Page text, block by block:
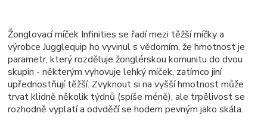
Žonglovací míček Infinities se řadí mezi těžší míčky a
výrobce Jugglequip ho vyvinul s vědomím, že hmotnost je
parametr, který rozděluje žonglérskou komunitu do dvou
skupin - některým vyhovuje lehký míček, zatímco jiní
upřednostňují těžší. Zvyknout si na vyšší hmotnost může
trvat klidně několik týdnů (spíše méně), ale trpělivost se
rozhodně vyplatí a odvděčí se hodem pevným jako skála.